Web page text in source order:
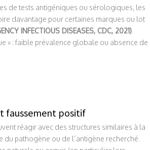
de tests antigéniques ou sérologiques, les
davantage pour certaines marques ou lot
INFECTIOUS DISEASES, CDC, 2021)
» : faible prévalence globale ou absence de
faussement positif
réagir avec des structures similaires à la
pathogène ou de l’antigène recherché.